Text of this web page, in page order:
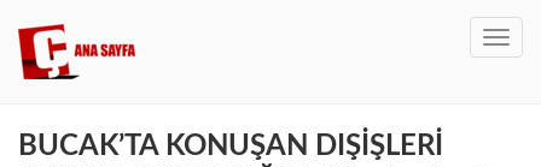
BUCAK’TA KONUŞAN DIŞİŞLERİ